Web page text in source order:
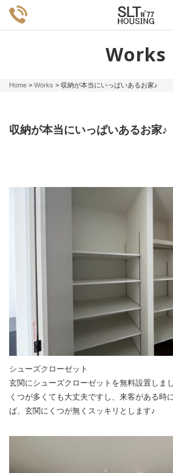
Works
Home > Works > 収納が本当にいっぱいあるお家♪
収納が本当にいっぱいあるお家♪
シューズクローゼット
玄関にシューズクローゼットを無料設置しま
くつが多くても大丈夫ですし、来客がある時
ば、玄関にくつが無くスッキリとします♪